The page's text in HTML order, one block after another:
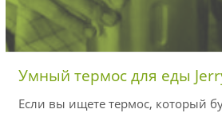
Умный термос для еды
Если вы ищете термос, который